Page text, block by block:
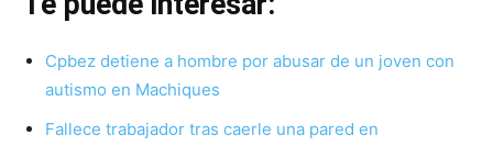
Cpbez detiene a hombre por abusar de un joven con
autismo en Machiques
Fallece trabajador tras caerle una pared en